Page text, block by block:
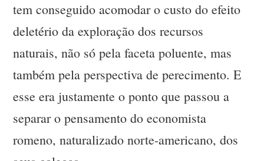
tem conseguido acomodar o custo do efeito
deletério da exploração dos recursos
naturais, não só pela faceta poluente, mas
também pela perspectiva de perecimento. E
esse era justamente o ponto que passou a
separar o pensamento do economista
romeno, naturalizado norte-americano, dos